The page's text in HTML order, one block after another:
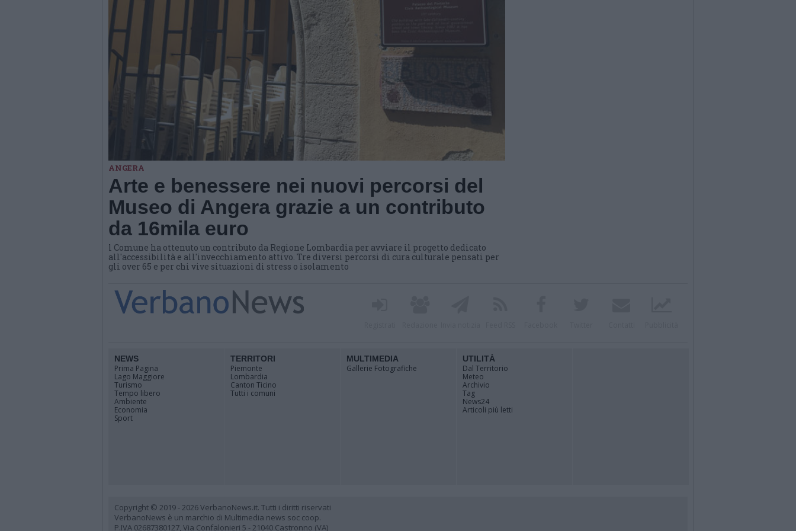
ANGERA
Arte e benessere nei nuovi percorsi del
Museo di Angera grazie a un contributo
da 16mila euro
l Comune ha ottenuto un contributo da Regione Lombardia per avviare il progetto dedicato
all'accessibilità e all'invecchiamento attivo. Tre diversi percorsi di cura culturale pensati per
gli over 65 e per chi vive situazioni di stress o isolamento
NEWS
Prima Pagina
Lago Maggiore
Turismo
Tempo libero
Ambiente
Economia
Sport
TERRITORI
Piemonte
Lombardia
Canton Ticino
Tutti i comuni
MULTIMEDIA
Gallerie Fotografiche
UTILITÀ
Dal Territorio
Meteo
Archivio
Tag
News24
Articoli più letti
Copyright © 2019 - 2026 VerbanoNews.it. Tutti i diritti riservati
VerbanoNews è un marchio di Multimedia news soc coop.
P.IVA 02687380127, Via Confalonieri 5 - 21040 Castronno (VA)